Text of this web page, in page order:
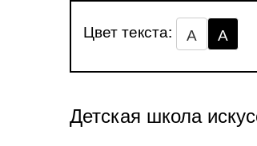
Цвет текста: А А
Детская школа